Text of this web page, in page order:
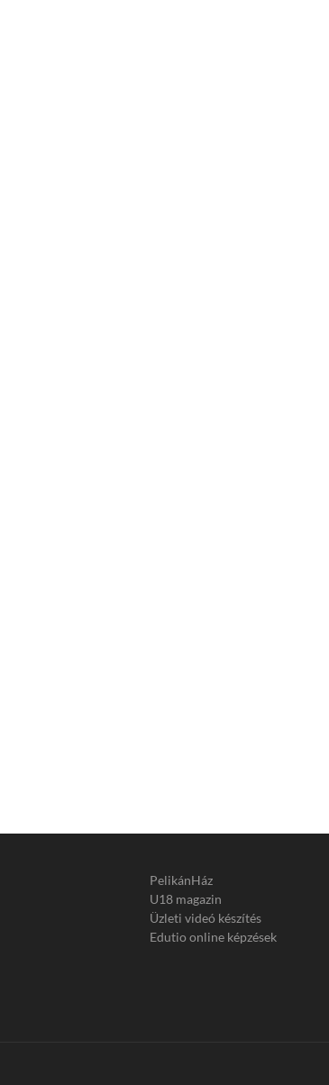
PelikánHáz
U18 magazin
Üzleti videó készítés
Edutio online képzések